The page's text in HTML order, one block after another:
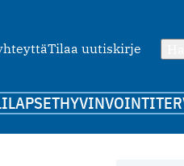
Tilaa uutiskirje
LAPSETHYVINVOINTI